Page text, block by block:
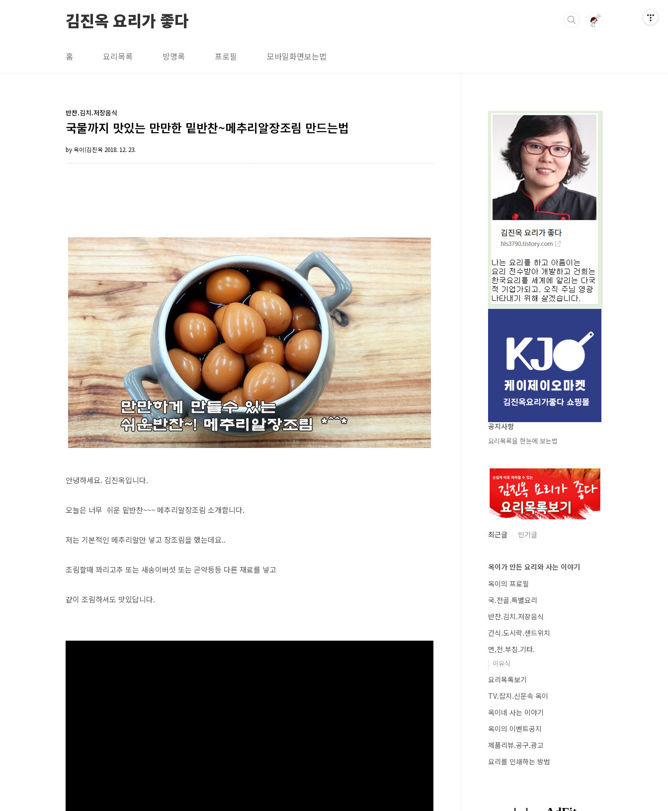
김진옥 요리가 좋다
홈 요리목록 방명록 프로필 모바일화면보는법
반찬.김치.저장음식
국물까지 맛있는 만만한 밑반찬~메추리알장조림 만드는법
by 옥이(김진옥 2018. 12. 23.
안녕하세요. 김진옥입니다.
오늘은 너무 쉬운 밑반찬~~~ 메추리알장조림 소개합니다.
저는 기본적인 메추리알만 넣고 장조림을 했는데요..
조림할때 꽈리고추 또는 새송이버섯 또는 곤약등등 다른 재료를 넣고
같이 조림하셔도 맛있답니다.
공지사항
요리목록을 한눈에 보는법
최근글 인기글
옥이가 만든 요리와 사는 이야기
옥이의 프로필
국.전골.특별요리
반찬.김치.저장음식
간식.도시락.샌드위치
면,전.부침.기타.
이유식
요리목록보기
TV.잡지.신문속 옥이
옥이네 사는 이야기
옥이의 이벤트공지
제품리뷰.공구.광고
요리를 인쇄하는 방법